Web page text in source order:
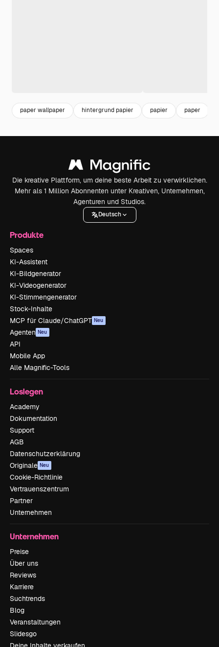
paper wallpaper hintergrund papier papier paper
Die kreative Plattform, um deine beste Arbeit zu verwirklichen.
Mehr als 1 Million Abonnenten unter Kreativen, Unternehmen,
Agenturen und Studios.
Deutsch
Produkte
Spaces
KI-Assistent
KI-Bildgenerator
KI-Videogenerator
KI-Stimmengenerator
Stock-Inhalte
MCP für Claude/ChatGPT Neu
Agenten Neu
API
Mobile App
Alle Magnific-Tools
Loslegen
Academy
Dokumentation
Support
AGB
Datenschutzerklärung
Originale Neu
Cookie-Richtlinie
Vertrauenszentrum
Partner
Unternehmen
Unternehmen
Preise
Über uns
Reviews
Karriere
Suchtrends
Blog
Veranstaltungen
Slidesgo